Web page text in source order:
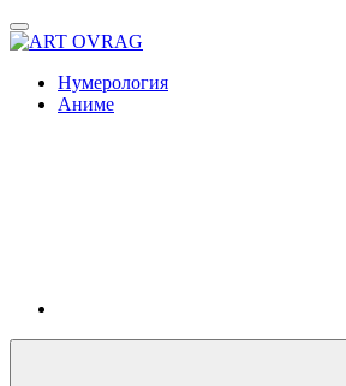
Нумерология
Аниме